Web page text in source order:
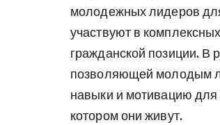
молодежных лидеров
участвуют в
гражданской позиции. В
позволяющей молодым
навыки и мотивацию
котором они живут.